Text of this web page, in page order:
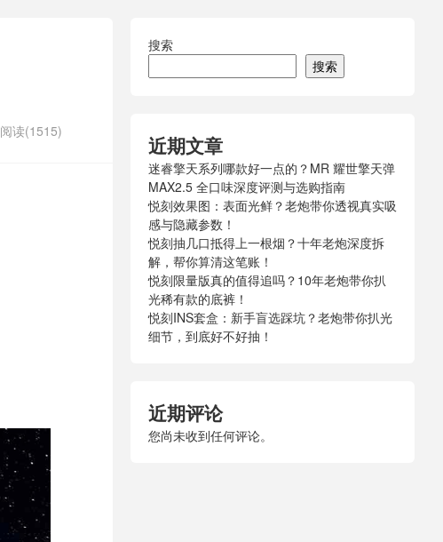
阅读(1515)
搜索
搜索
近期文章
迷睿擎天系列哪款好一点的？MR 耀世擎天弹
MAX2.5 全口味深度评测与选购指南
悦刻效果图：表面光鲜？老炮带你透视真实吸
感与隐藏参数！
悦刻抽几口抵得上一根烟？十年老炮深度拆
解，帮你算清这笔账！
悦刻限量版真的值得追吗？10年老炮带你扒
光稀有款的底裤！
悦刻INS套盒：新手盲选踩坑？老炮带你扒光
细节，到底好不好抽！
近期评论
您尚未收到任何评论。